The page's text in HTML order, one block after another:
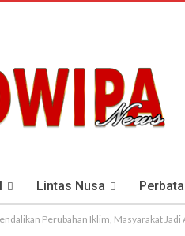
Lintas Nusa
News Peduli Kesehatan
Perubahan Iklim, Masyarakat